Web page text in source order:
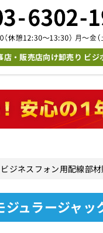
店・販売店向け卸売り ビジ
ジネスフォン用配線部
ジュラージャ